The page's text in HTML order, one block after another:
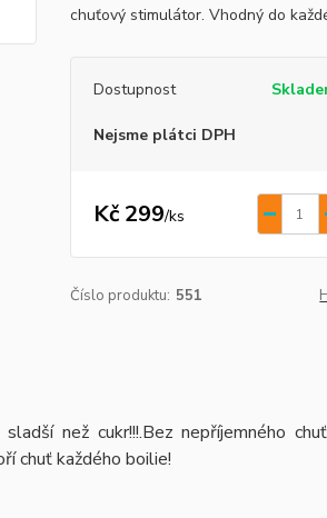
chuťový stimulátor. Vhodný do
Dostupnost
Nejsme plátci DPH
Kč 299/ks
Číslo produktu: 551
než cukr!!!.Bez nepříjemného
chuť každého boilie!